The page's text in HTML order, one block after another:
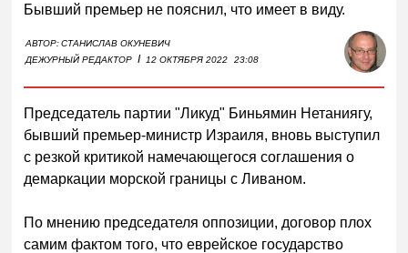
Бывший премьер не пояснил, что имеет в виду.
АВТОР:СТАНИСЛАВ ОКУНЕВИЧ
ДЕЖУРНЫЙ РЕДАКТОР I 12 ОКТЯБРЯ 2022 23:08
Председатель партии "Ликуд" Биньямин Нетаниягу,
бывший премьер-министр Израиля, вновь выступил
с резкой критикой намечающегося соглашения о
демаркации морской границы с Ливаном.
По мнению председателя оппозиции, договор плох
самим фактом того, что еврейское государство